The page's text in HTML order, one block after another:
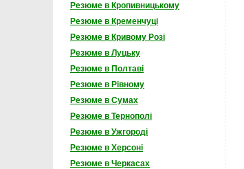
Резюме в Кропивницькому
Резюме в Кременчуці
Резюме в Кривому Розі
Резюме в Луцьку
Резюме в Полтаві
Резюме в Рівному
Резюме в Сумах
Резюме в Тернополі
Резюме в Ужгороді
Резюме в Херсоні
Резюме в Черкасах